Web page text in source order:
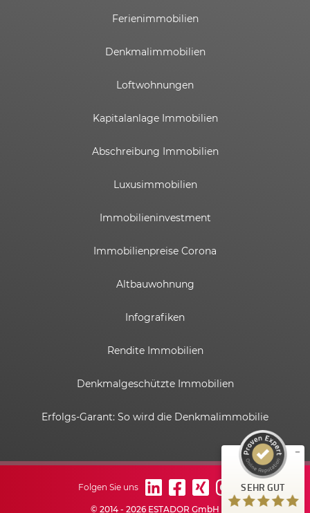
Ferienimmobilien
Denkmalimmobilien
Loftwohnungen
Kapitalanlage Immobilien
Abschreibung Immobilien
Luxusimmobilien
Immobilieninvestment
Immobilienpreise Corona
Altbauwohnung
Infografiken
Rendite Immobilien
Denkmalgeschützte Immobilien
Erfolgs-Garant: So wird die Denkmalimmobilie
© 2014 - 2026 ESTADOR GmbH
Folgen Sie uns SEHR GUT
Empfehlungen auf
ProvenExpert.com
6
Bewertungen auf
ProvenExpert.com
58
Bewertungen von
anderen Quelle